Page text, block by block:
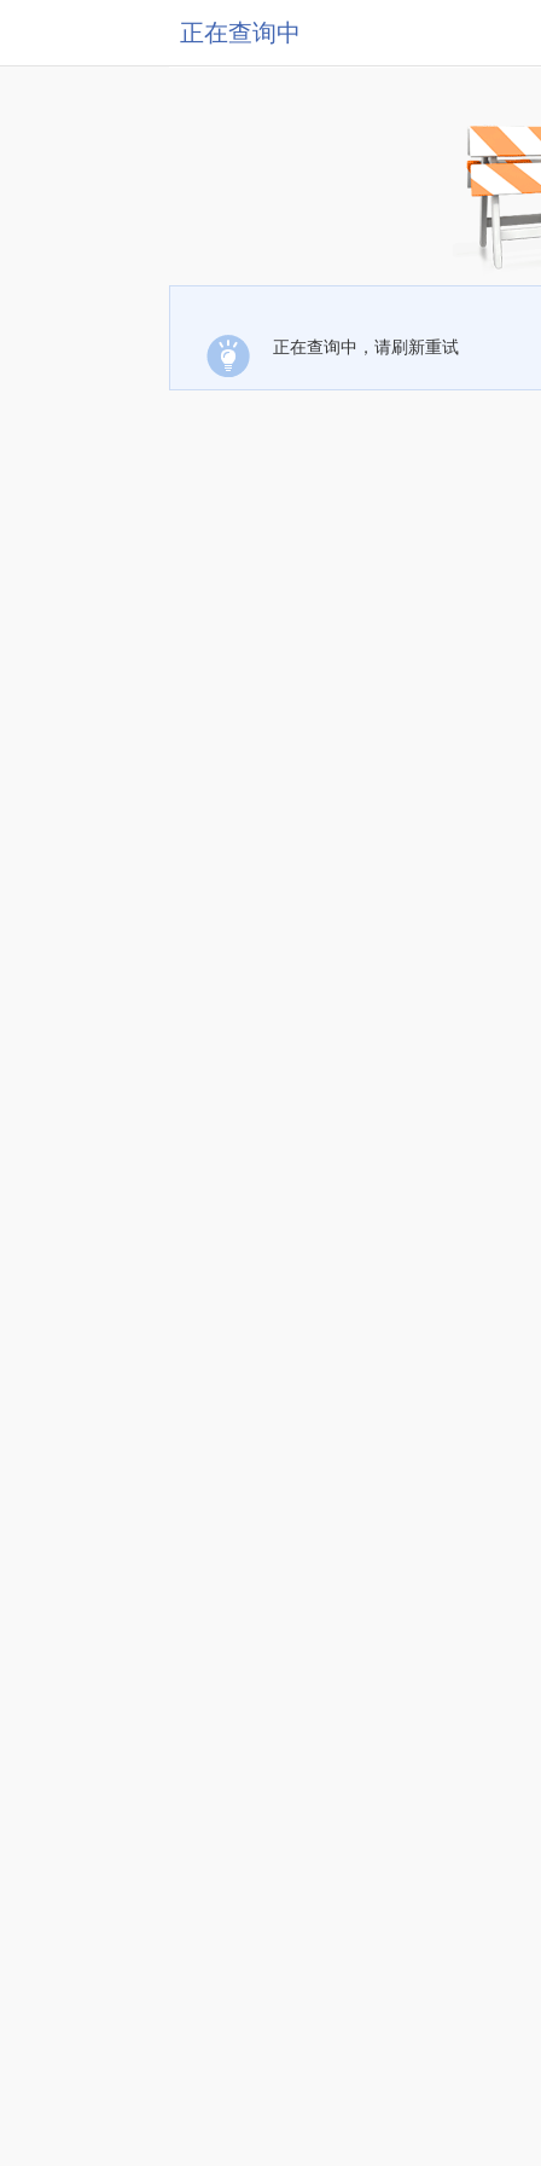
正在查询中
正在查询中，请刷新重试